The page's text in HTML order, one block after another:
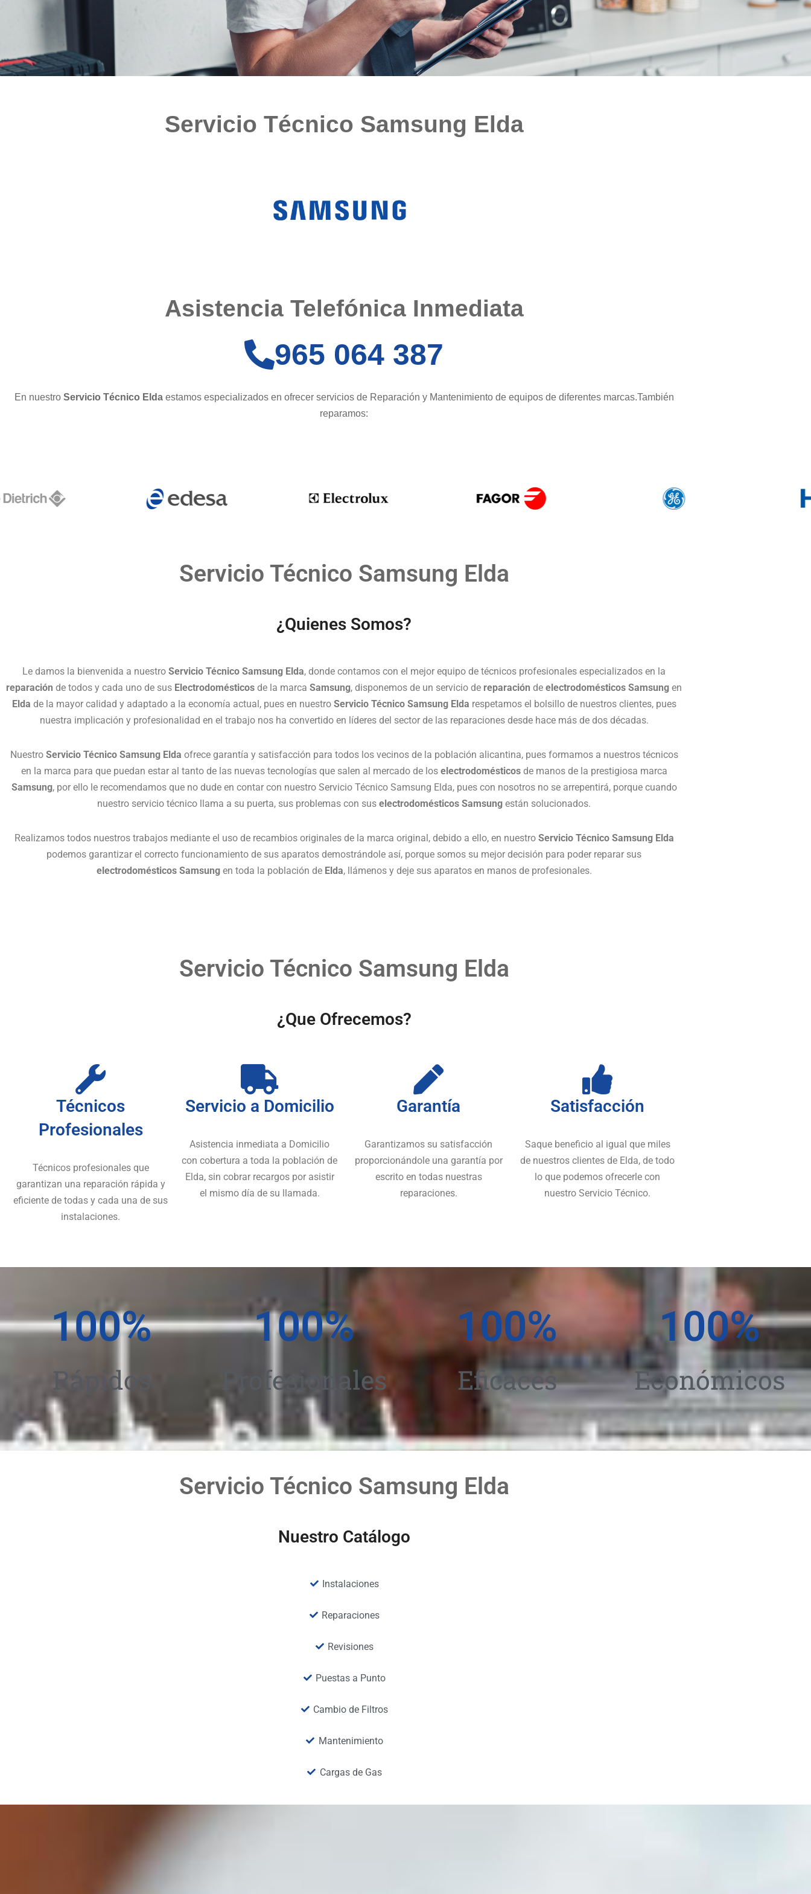
Servicio Técnico Samsung Elda
Asistencia Telefónica Inmediata​​​
965 064 387
En nuestro Servicio Técnico Eldaestamos especializados en ofrecer servicios de Reparación y Mantenimiento de equipos de diferentes marcas.También
reparamos:
Servicio Técnico Samsung Elda
¿Quienes Somos?
Le damos la bienvenida a nuestro Servicio Técnico Samsung Elda, donde contamos con el mejor equipo de técnicos profesionales especializados en la
reparación de todos y cada uno de sus Electrodomésticos de la marca Samsung, disponemos de un servicio de reparación de electrodomésticos Samsung en
Elda de la mayor calidad y adaptado a la economía actual, pues en nuestro Servicio Técnico Samsung Elda respetamos el bolsillo de nuestros clientes, pues
nuestra implicación y profesionalidad en el trabajo nos ha convertido en líderes del sector de las reparaciones desde hace más de dos décadas.
Nuestro Servicio Técnico Samsung Elda ofrece garantía y satisfacción para todos los vecinos de la población alicantina, pues formamos a nuestros técnicos
en la marca para que puedan estar al tanto de las nuevas tecnologías que salen al mercado de los electrodomésticosde manos de la prestigiosa marca
Samsung, por ello le recomendamos que no dude en contar con nuestro Servicio Técnico Samsung Elda, pues con nosotros no se arrepentirá, porque cuando
nuestro servicio técnico llama a su puerta, sus problemas con sus electrodomésticos Samsung están solucionados.
Realizamos todos nuestros trabajos mediante el uso de recambios originales de la marca original, debido a ello, en nuestro Servicio Técnico Samsung Elda
podemos garantizar el correcto funcionamiento de sus aparatos demostrándole así, porque somos su mejor decisión para poder reparar sus
electrodomésticos Samsungen toda la población de Elda, llámenos y deje sus aparatos en manos de profesionales.
Servicio Técnico Samsung Elda
¿Que Ofrecemos?
Técnicos
Profesionales
Técnicos profesionales que
garantizan una reparación rápida y
eficiente de todas y cada una de sus
instalaciones.
Servicio a Domicilio
Asistencia inmediata a Domicilio
con cobertura a toda la población de
Elda, sin cobrar recargos por asistir
el mismo día de su llamada.
Garantía
Garantizamos su satisfacción
proporcionándole una garantía por
escrito en todas nuestras
reparaciones.
Satisfacción
Saque beneficio al igual que miles
de nuestros clientes de Elda, de todo
lo que podemos ofrecerle con
nuestro Servicio Técnico.
Rápidos
100%
Profesionales
100%
Eficaces
100%
Económicos
100%
Servicio Técnico Samsung Elda
Nuestro Catálogo
Instalaciones
Reparaciones
Revisiones
Puestas a Punto
Cambio de Filtros
Mantenimiento
Cargas de Gas